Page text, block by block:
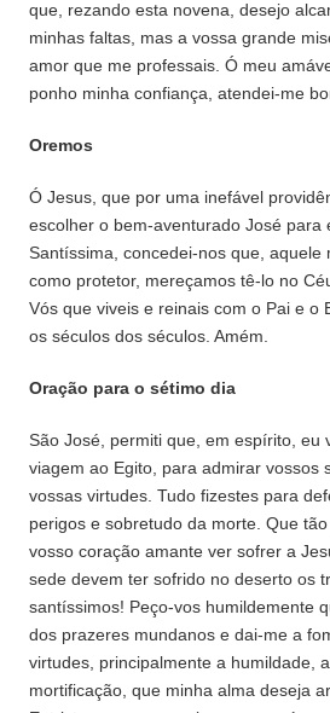
que, rezando esta novena, desejo
minhas faltas, mas a vossa grande
amor que me professais. Ó meu
ponho minha confiança, atendei-me
Oremos
Ó Jesus, que por uma inefável
escolher o bem-aventurado José para
Santíssima, concedei-nos que, aquele
como protetor, mereçamos tê-lo no
Vós que viveis e reinais com o Pai e o
os séculos dos séculos. Amém.
Oração para o sétimo dia
São José, permiti que, em espírito, eu
viagem ao Egito, para admirar vossos
vossas virtudes. Tudo fizestes para
perigos e sobretudo da morte. Que
vosso coração amante ver sofrer a
sede devem ter sofrido no deserto os
santíssimos! Peço-vos humildemente
dos prazeres mundanos e dai-me a
virtudes, principalmente a humildade,
mortificação, que minha alma deseja